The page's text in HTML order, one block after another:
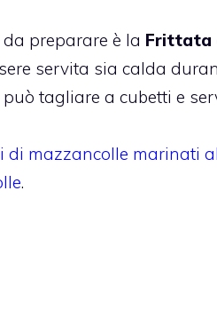
preparare è la Frittata
servita sia calda
tagliare a cubetti e
di mazzancolle marinati al
.